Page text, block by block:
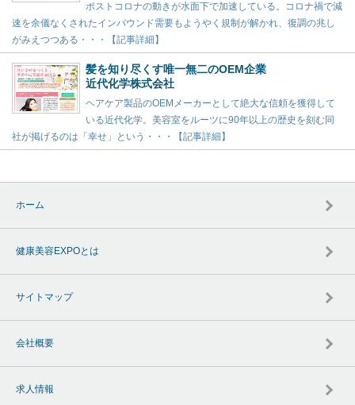
ポストコロナの動きが水面下で加速している。コロナ禍で減
速を余儀なくされたインバウンド需要もようやく規制が解かれ、復調の兆し
がみえつつある・・・【記事詳細】
髪を知り尽くす唯一無二のOEM企業
近代化学株式会社
ヘアケア製品のOEMメーカーとして絶大な信頼を獲得して
いる近代化学。美容室をルーツに90年以上の歴史を刻む同
社が掲げるのは「幸せ」という・・・【記事詳細】
ホーム
健康美容EXPOとは
サイトマップ
会社概要
求人情報